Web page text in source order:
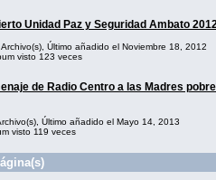
Unidad Paz y Seguridad Ambato
Último añadido el Noviembre 18, 2012
visto 123 veces
de Radio Centro a las Madres
Último añadido el Mayo 14, 2013
visto 119 veces